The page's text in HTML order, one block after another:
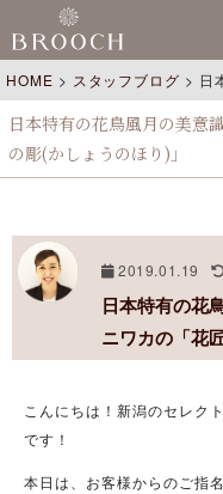
HOME > スタッフブログ > 日本
日本特有の花鳥風月の美意
の彫(かしょうのほり)」
2019.01.19
日本特有の花
ニワカの「花
こんにちは！新潟のセレク
です！
本日は、お客様からのご指